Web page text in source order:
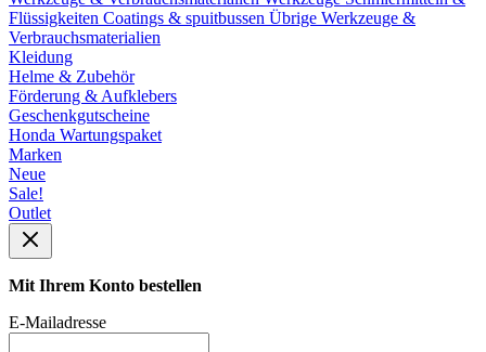
Flüssigkeiten Coatings & spuitbussen Übrige Werkzeuge &
Verbrauchsmaterialien
Kleidung
Helme & Zubehör
Förderung & Aufklebers
Geschenkgutscheine
Honda Wartungspaket
Marken
Neue
Sale!
Outlet
Mit Ihrem Konto bestellen
E-Mailadresse